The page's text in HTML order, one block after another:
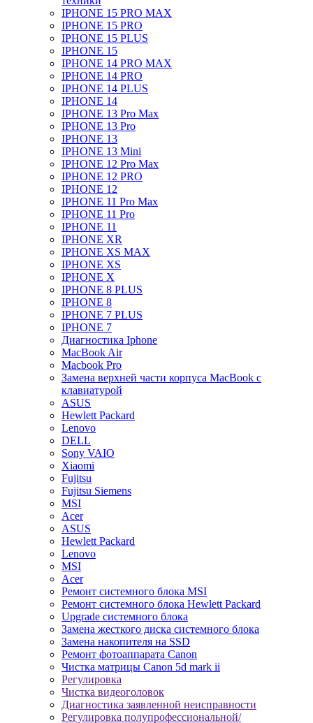
IPHONE 15 PRO MAX
IPHONE 15 PRO
IPHONE 15 PLUS
IPHONE 15
IPHONE 14 PRO MAX
IPHONE 14 PRO
IPHONE 14 PLUS
IPHONE 14
IPHONE 13 Pro Max
IPHONE 13 Pro
IPHONE 13
IPHONE 13 Mini
IPHONE 12 Pro Max
IPHONE 12 PRO
IPHONE 12
IPHONE 11 Pro Max
IPHONE 11 Pro
IPHONE 11
IPHONE XR
IPHONE XS MAX
IPHONE XS
IPHONE X
IPHONE 8 PLUS
IPHONE 8
IPHONE 7 PLUS
IPHONE 7
Диагностика Iphone
MacBook Air
Macbook Pro
Замена верхней части корпуса MacBook с
клавиатурой
ASUS
Hewlett Packard
Lenovo
DELL
Sony VAIO
Xiaomi
Fujitsu
Fujitsu Siemens
MSI
Acer
ASUS
Hewlett Packard
Lenovo
MSI
Acer
Ремонт системного блока MSI
Ремонт системного блока Hewlett Packard
Upgrade системного блока
Замена жесткого диска системного блока
Замена накопителя на SSD
Ремонт фотоаппарата Canon
Чистка матрицы Canon 5d mark ii
Регулировка
Чистка видеоголовок
Диагностика заявленной неисправности
Регулировка полупрофессиональной/